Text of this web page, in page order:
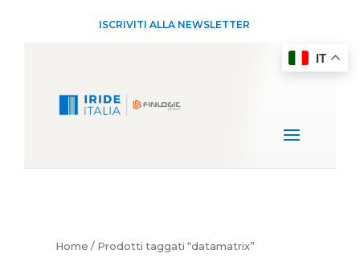
ISCRIVITI ALLA NEWSLETTER
Home / Prodotti taggati “datamatrix”
IT